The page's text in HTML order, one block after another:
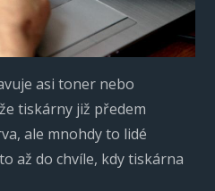
asi toner nebo
tiskárny již předem
ale mnohdy to lidé
až do chvíle, kdy tiskárna